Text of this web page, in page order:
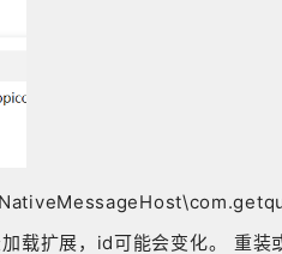
扩展，id可能会变化。 重